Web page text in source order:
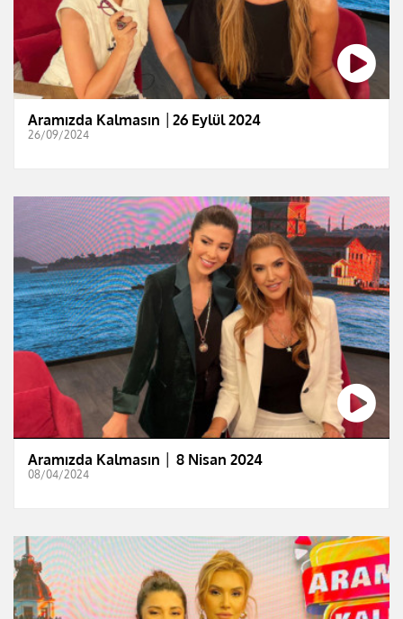
Aramızda Kalmasın │26 Eylül 2024
26/09/2024
Aramızda Kalmasın │ 8 Nisan 2024
08/04/2024